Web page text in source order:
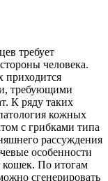
требует
человека.
приходится
требующими
К ряду таких
кожных
с грибками типа
рассуждения
особенности
кошек. По итогам
сгенерировать